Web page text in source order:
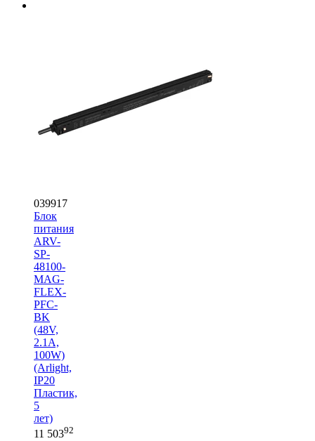
039917
Блок
питания
ARV-
SP-
48100-
MAG-
FLEX-
PFC-
BK
(48V,
2.1A,
100W)
(Arlight,
IP20
Пластик,
5
лет)
11 50392